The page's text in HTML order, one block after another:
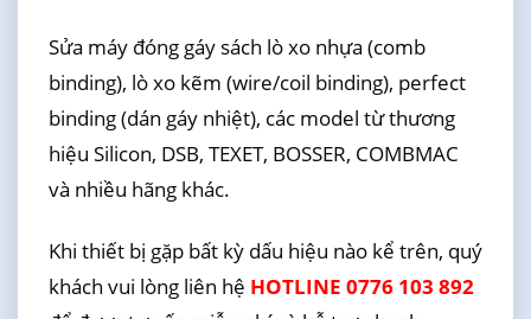
Sửa máy đóng gáy sách lò xo nhựa (comb
binding), lò xo kẽm (wire/coil binding), perfect
binding (dán gáy nhiệt), các model từ thương
hiệu Silicon, DSB, TEXET, BOSSER, COMBMAC
và nhiều hãng khác.
Khi thiết bị gặp bất kỳ dấu hiệu nào kể trên, quý
khách vui lòng liên hệ HOTLINE 0776 103 892